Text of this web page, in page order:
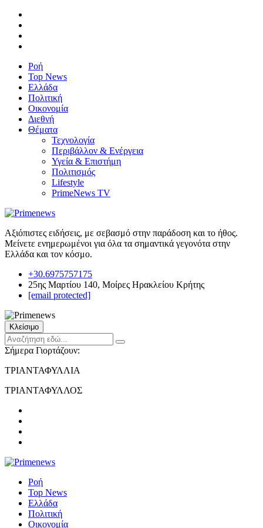
Ροή
Top News
Ελλάδα
Πολιτική
Οικονομία
Διεθνή
Θέματα
Τεχνολογία
Περιβάλλον & Ενέργεια
Υγεία & Επιστήμη
Πολιτισμός
Lifestyle
PrimeNews TV
Αξιόπιστες ειδήσεις, με σεβασμό στην παράδοση και το ήθος.
Μείνετε ενημερωμένοι για όλα τα σημαντικά γεγονότα στην
Ελλάδα και τον κόσμο.
+30.6975757175
25ης Μαρτίου 140, Μοίρες Ηρακλείου Κρήτης
[email protected]
Κλείσιμο
Σήμερα Γιορτάζουν:
ΤΡΙΑΝΤΑΦΥΛΛΙΑ
ΤΡΙΑΝΤΑΦΥΛΛΟΣ
Ροή
Top News
Ελλάδα
Πολιτική
Οικονομία